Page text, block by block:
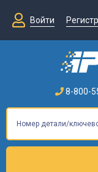
Войти
8-800-